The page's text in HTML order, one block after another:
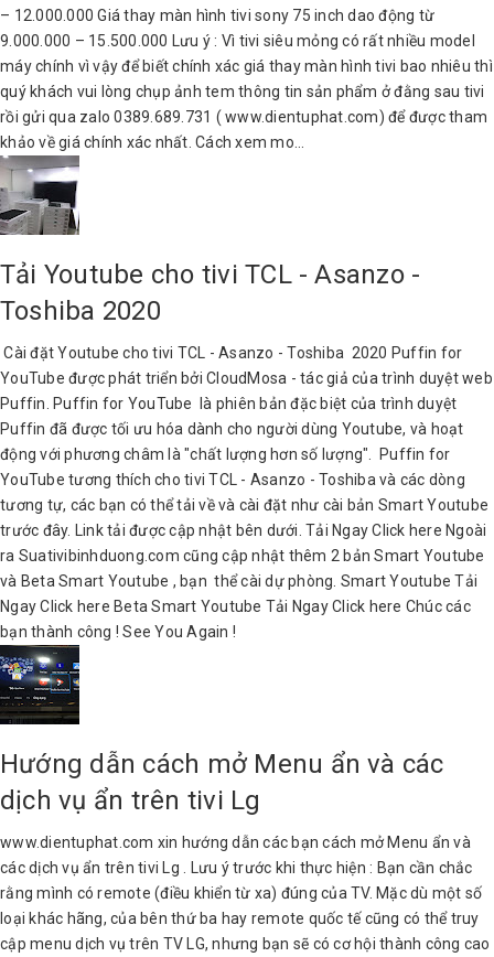
– 12.000.000 Giá thay màn hình tivi sony 75 inch dao động từ
9.000.000 – 15.500.000 Lưu ý : Vì tivi siêu mỏng có rất nhiều model
máy chính vì vậy để biết chính xác giá thay màn hình tivi bao nhiêu thì
quý khách vui lòng chụp ảnh tem thông tin sản phẩm ở đằng sau tivi
rồi gửi qua zalo 0389.689.731 ( www.dientuphat.com) để được tham
khảo về giá chính xác nhất. Cách xem mo...
Tải Youtube cho tivi TCL - Asanzo -
Toshiba 2020
Cài đặt Youtube cho tivi TCL - Asanzo - Toshiba 2020 Puffin for
YouTube được phát triển bởi CloudMosa - tác giả của trình duyệt web
Puffin. Puffin for YouTube là phiên bản đặc biệt của trình duyệt
Puffin đã được tối ưu hóa dành cho người dùng Youtube, và hoạt
động với phương châm là "chất lượng hơn số lượng". Puffin for
YouTube tương thích cho tivi TCL - Asanzo - Toshiba và các dòng
tương tự, các bạn có thể tải về và cài đặt như cài bản Smart Youtube
trước đây. Link tải được cập nhật bên dưới. Tải Ngay Click here Ngoài
ra Suativibinhduong.com cũng cập nhật thêm 2 bản Smart Youtube
và Beta Smart Youtube , bạn thể cài dự phòng. Smart Youtube Tải
Ngay Click here Beta Smart Youtube Tải Ngay Click here Chúc các
bạn thành công ! See You Again !
Hướng dẫn cách mở Menu ẩn và các
dịch vụ ẩn trên tivi Lg
www.dientuphat.com xin hướng dẫn các bạn cách mở Menu ẩn và
các dịch vụ ẩn trên tivi Lg . Lưu ý trước khi thực hiện : Bạn cần chắc
rằng mình có remote (điều khiển từ xa) đúng của TV. Mặc dù một số
loại khác hãng, của bên thứ ba hay remote quốc tế cũng có thể truy
cập menu dịch vụ trên TV LG, nhưng bạn sẽ có cơ hội thành công cao